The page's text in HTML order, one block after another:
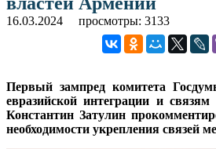
16.03.2024 просмотры: 3133
Первый зампред комитета
евразийской интеграции и связям
Константин Затулин
необходимости укрепления связей